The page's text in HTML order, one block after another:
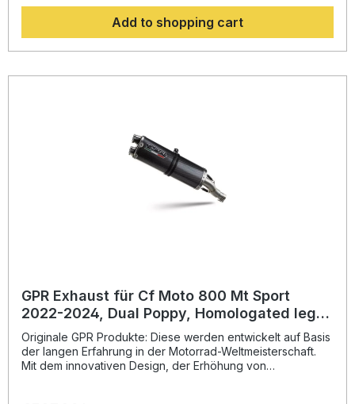
eine hörbare Soundverbesserung zur Serie, die Sie beim
Fahren geniessen können. Der Hersteller ist DIN zertifiziert
und garantiert somit eine gleichbleibend hohe Qualität
seiner Produkte, von der Sie als Kunde profitieren.
Montageempfehlungen: GPR Produkte sind Plug and Play.
entsprechende Zubehör. Homologated slip-on exhaust
including removable db killer and link pipeZulassung:
YesLieferzeit: ca. 14 Tage
Add to shopping cart
GPR Exhaust für Cf Moto 800 Mt Sport
2022-2024, Dual Poppy, Homologated legal
slip-on exhaust including removable db
killer and
Originale GPR Produkte: Diese werden entwickelt auf Basis
der langen Erfahrung in der Motorrad-Weltmeisterschaft.
Mit dem innovativen Design, der Erhöhung von